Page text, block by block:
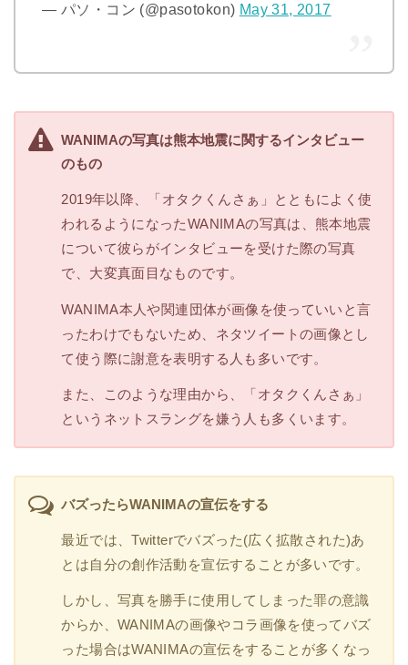
— パソ・コン (@pasotokon) May 31, 2017
WANIMAの写真は熊本地震に関するインタビュー
のもの
2019年以降、「オタクくんさぁ」とともによく使
われるようになったWANIMAの写真は、熊本地震
について彼らがインタビューを受けた際の写真
で、大変真面目なものです。
WANIMA本人や関連団体が画像を使っていいと言
ったわけでもないため、ネタツイートの画像とし
て使う際に謝意を表明する人も多いです。
また、このような理由から、「オタクくんさぁ」
というネットスラングを嫌う人も多くいます。
バズったらWANIMAの宣伝をする
最近では、Twitterでバズった(広く拡散された)あ
とは自分の創作活動を宣伝することが多いです。
しかし、写真を勝手に使用してしまった罪の意識
からか、WANIMAの画像やコラ画像を使ってバズ
った場合はWANIMAの宣伝をすることが多くなっ